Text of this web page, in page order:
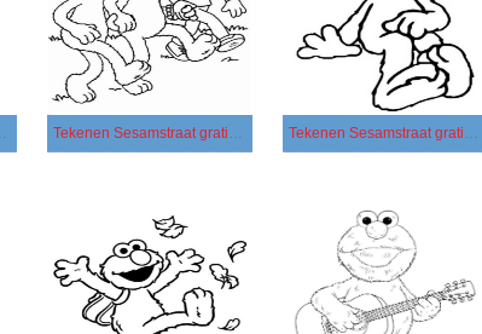
basis Tekenen Sesamstraat gratis afdrukbaar eenvoudig Tekenen Sesamstraat gratis afdrukbaar simpel